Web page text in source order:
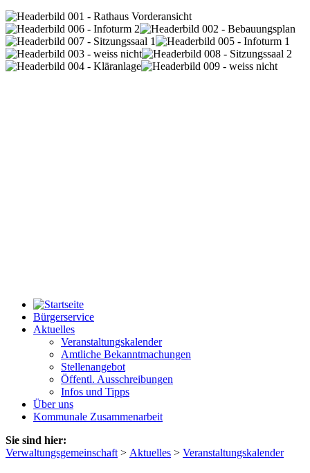
Bürgerservice
Aktuelles
Veranstaltungskalender
Amtliche Bekanntmachungen
Stellenangebot
Öffentl. Ausschreibungen
Infos und Tipps
Über uns
Kommunale Zusammenarbeit
Sie sind hier:
Verwaltungsgemeinschaft > Aktuelles > Veranstaltungskalender